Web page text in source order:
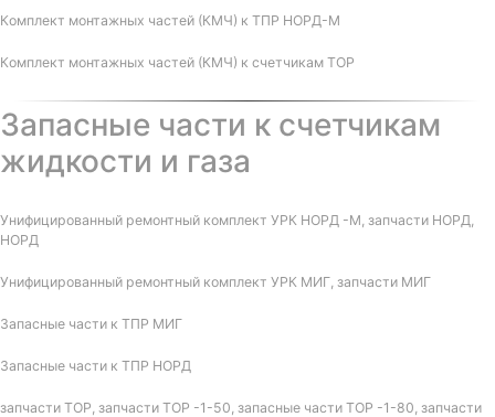
Комплект монтажных частей (КМЧ) к ТПР НОРД-М
Комплект монтажных частей (КМЧ) к счетчикам ТОР
Запасные части к счетчикам
жидкости и газа
Унифицированный ремонтный комплект УРК НОРД -М, запчасти НОРД,
НОРД
Унифицированный ремонтный комплект УРК МИГ, запчасти МИГ
Запасные части к ТПР МИГ
Запасные части к ТПР НОРД
запчасти ТОР, запчасти ТОР -1-50, запасные части ТОР -1-80, запчасти